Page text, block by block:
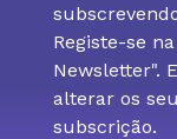
Registe-se
Newsletter".
alterar os
subscrição.